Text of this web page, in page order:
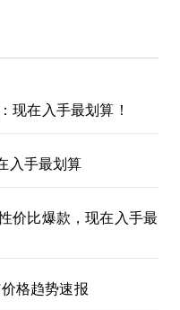
现在入手最划算！
入手最划算
价比爆款，现在入手最
格趋势速报